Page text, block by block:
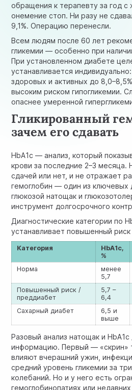
обращения к терапевту за год с
онемение стоп. Ни разу не
9,1%. Операцию перенесли.
Всем людям после 60 лет
гликемии — особенно при
При установленном диабете
устанавливается
здоровых и активных до
высоким риском гипогликемии.
опаснее умеренной
Гликированный
зачем его сдавать
HbA1c — анализ, который
крови за последние 2–3 месяца.
сдачей или нет, и не отражает
гемоглобин — один из ключевых
глюкозой натощак и
инструмент долгосрочного
Диагностические категории по
устанавливает повышенный риск
Категория
HbA1c,
%
Норма
менее
5,7
Повышенный риск /
преддиабет
5,7 –
6,4
Сахарный диабет
6,5 и
выше
Разовый анализ натощак и
информацию. Первый — «скрин»
влияют вчерашний ужин,
средний уровень гликемии за
колебаний. Но и у него есть
гемоглобинопатиях или